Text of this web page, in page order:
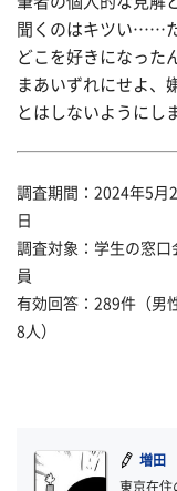
聞くのはキツい……
どこを好きになった
まあいずれにせよ、
とはしないようにし
調査期間：2024年5月
調査対象：学生の窓口
有効回答：289件（男
8人）
増田
東京在住